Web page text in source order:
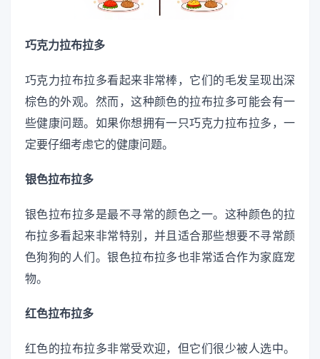
巧克力拉布拉多
巧克力拉布拉多看起来非常棒，它们的毛发呈现出深
棕色的外观。然而，这种颜色的拉布拉多可能会有一
些健康问题。如果你想拥有一只巧克力拉布拉多，一
定要仔细考虑它的健康问题。
银色拉布拉多
银色拉布拉多是最不寻常的颜色之一。这种颜色的拉
布拉多看起来非常特别，并且适合那些想要不寻常颜
色狗狗的人们。银色拉布拉多也非常适合作为家庭宠
物。
红色拉布拉多
红色的拉布拉多非常受欢迎，但它们很少被人选中。